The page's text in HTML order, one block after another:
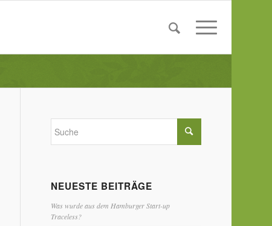
NEUESTE BEITRÄGE
Was wurde aus dem Hamburger Start-up
Traceless?